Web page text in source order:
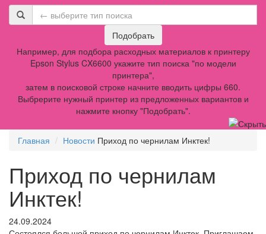
Подобрать
Например, для подбора расходных материалов к принтеру
Epson Stylus CX6600 укажите тип поиска "по модели
принтера",
затем в поисковой строке начните вводить цифры 660.
Выбрерите нужный принтер из предложенных вариантов и
нажмите кнопку "Подобрать".
Главная Новости Приход по чернилам Инктек!
Приход по чернилам
Инктек!
24.09.2024